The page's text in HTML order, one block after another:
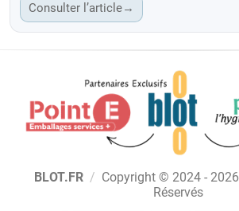
Consulter l’article→
BLOT.FR / Copyright © 2024 - 2026
Réservés